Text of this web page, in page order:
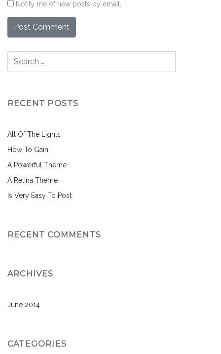
Notify me of new posts by email.
RECENT POSTS
All Of The Lights
How To Gain
A Powerful Theme
A Retina Theme
Is Very Easy To Post
RECENT COMMENTS
ARCHIVES
June 2014
CATEGORIES